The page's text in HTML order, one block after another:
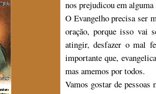
nos prejudicou em
O Evangelho precisa ser
oração, porque isso vai
atingir, desfazer o mal
importante que,
mas amemos por todos.
Vamos gostar de